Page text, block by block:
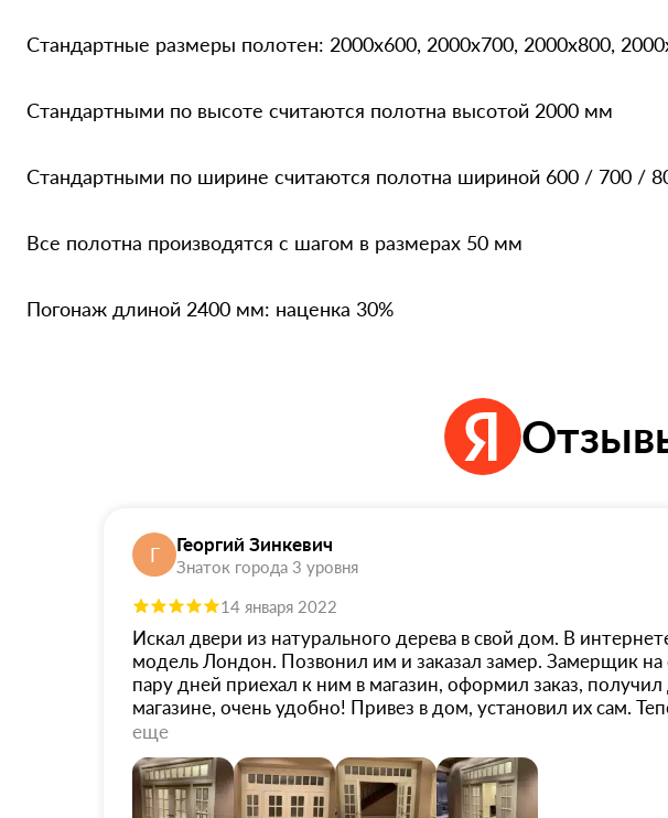
Стандартные размеры полотен: 2000x600, 2000x700, 2000x800,
Стандартными по высоте считаются полотна высотой 2000 мм
Стандартными по ширине считаются полотна шириной 600 / 700 /
Все полотна производятся с шагом в размерах 50 мм
Погонаж длиной 2400 мм: наценка 30%
Г Георгий Зинкевич
Знаток города 3 уровня
14 января 2022
Искал двери из натурального дерева в свой дом. В
модель Лондон. Позвонил им и заказал замер. Замерщик
пару дней приехал к ним в магазин, оформил заказ,
магазине, очень удобно! Привез в дом, установил их сам.
мебель. Уж больно красиво они у меня смотрятся.
еще